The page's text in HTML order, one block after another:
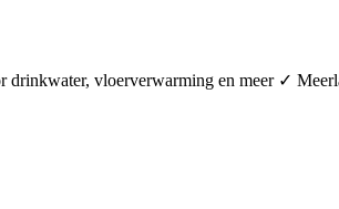
vloerverwarming en meer ✓